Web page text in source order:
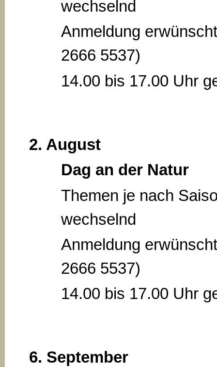
wechselnd
Anmeldung
2666 5537)
14.00 bis 17.00 Uhr
2. August
Dag an der Natur
Themen je nach
wechselnd
Anmeldung
2666 5537)
14.00 bis 17.00 Uhr
6. September